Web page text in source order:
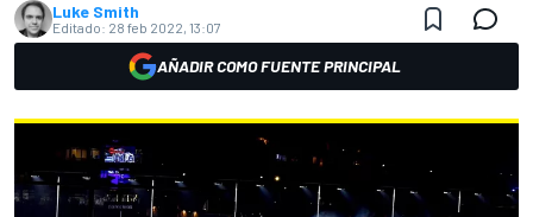
Luke Smith
Editado: 28 feb 2022, 13:07
AÑADIR COMO FUENTE PRINCIPAL